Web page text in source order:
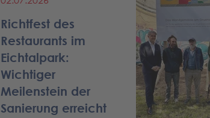
Richtfest des
Restaurants im
Eichtalpark:
Wichtiger
Meilenstein der
Sanierung erreicht